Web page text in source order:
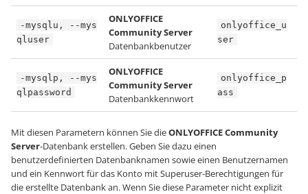
-mysqlu, --mys
qluser
ONLYOFFICE
Community Server
Datenbankbenutzer
onlyoffice_u
ser
-mysqlp, --mys
qlpassword
ONLYOFFICE
Community Server
Datenbankkennwort
onlyoffice_p
ass
Mit diesen Parametern können Sie dieONLYOFFICE Community
Server-Datenbank erstellen. Geben Sie dazu einen
benutzerdefinierten Datenbanknamen sowie einen Benutzernamen
und ein Kennwort für das Konto mit Superuser-Berechtigungen für
die erstellte Datenbank an. Wenn Sie diese Parameter nicht explizit